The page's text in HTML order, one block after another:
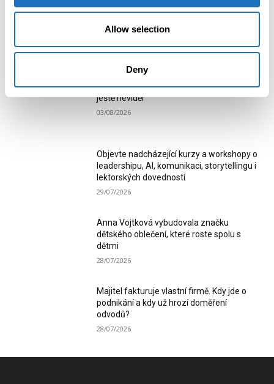
Allow selection
Deny
MOST READ
Ostrava zažije módní show, jakou region
ještě neviděl
03/08/2026
Objevte nadcházející kurzy a workshopy o
leadershipu, AI, komunikaci, storytellingu i
lektorských dovedností
29/07/2026
Anna Vojtková vybudovala značku
dětského oblečení, které roste spolu s
dětmi
28/07/2026
Majitel fakturuje vlastní firmě. Kdy jde o
podnikání a kdy už hrozí doměření
odvodů?
28/07/2026